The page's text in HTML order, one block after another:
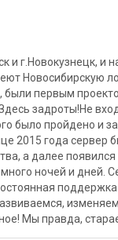
и г.Новокузнецк, и
Новосибирскую
были первым
задроты!Не
было пройдено и
2015 года сервер
а далее появился
ночей и дней.
поддержка
Мы правда,